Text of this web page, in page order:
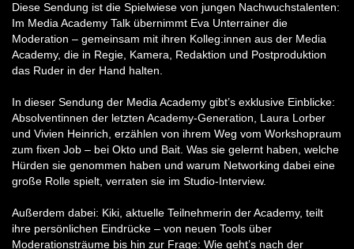
Diese Sendung ist die Spielwiese von jungen Nachwuchstalenten:
Im Media Academy Talk übernimmt Eva Unterrainer die
Moderation – gemeinsam mit ihren Kolleg:innen aus der Media
Academy, die in Regie, Kamera, Redaktion und Postproduktion
das Ruder in der Hand halten.
In dieser Sendung der Media Academy gibt’s exklusive Einblicke:
Absolventinnen der letzten Academy-Generation, Laura Lorber
und Vivien Heinrich, erzählen von ihrem Weg vom Workshopraum
zum fixen Job – bei Okto und Bait. Was sie gelernt haben, welche
Hürden sie genommen haben und warum Networking dabei eine
große Rolle spielt, verraten sie im Studio-Interview.
Außerdem dabei: Kiki, aktuelle Teilnehmerin der Academy, teilt
ihre persönlichen Eindrücke – von neuen Tools über
Moderationsträume bis hin zur Frage: Wie geht’s nach der